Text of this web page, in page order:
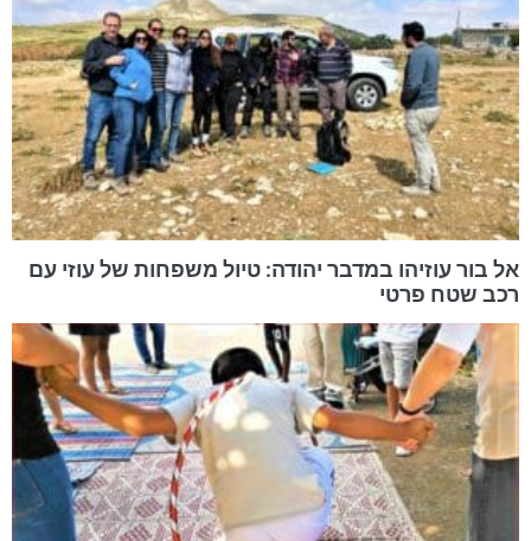
אל בור עוזיהו במדבר יהודה: טיול משפחות של עוזי עם
רכב שטח פרטי